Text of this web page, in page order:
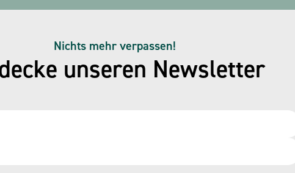
unseren Newsletter
Nichts mehr verpassen!